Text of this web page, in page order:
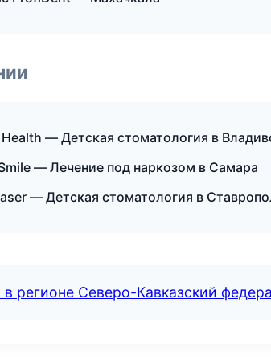
— Детская стоматология в
— Лечение под наркозом в Самара
— Детская стоматология в
регионе Северо-Кавказский